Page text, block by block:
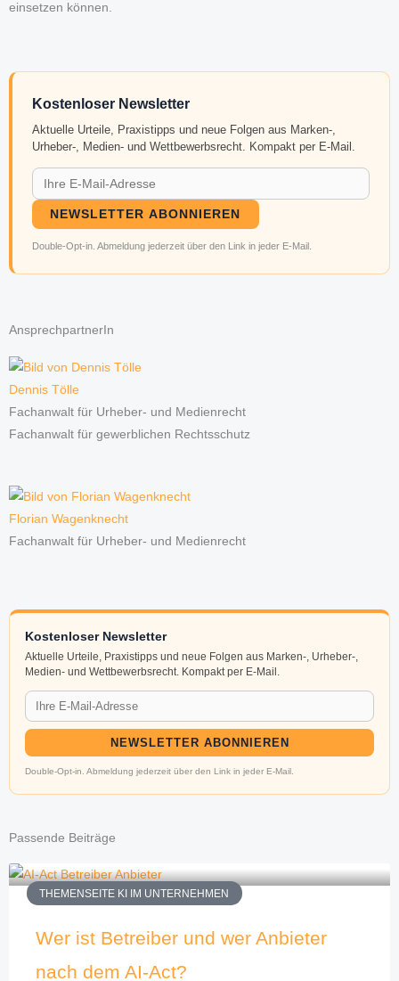
einsetzen können.
Kostenloser Newsletter
Aktuelle Urteile, Praxistipps und neue Folgen aus Marken-,
Urheber-, Medien- und Wettbewerbsrecht. Kompakt per E-Mail.
NEWSLETTER ABONNIEREN
Double-Opt-in. Abmeldung jederzeit über den Link in jeder E-Mail.
AnsprechpartnerIn
Dennis Tölle
Fachanwalt für Urheber- und Medienrecht
Fachanwalt für gewerblichen Rechtsschutz
Florian Wagenknecht
Fachanwalt für Urheber- und Medienrecht
Kostenloser Newsletter
Aktuelle Urteile, Praxistipps und neue Folgen aus Marken-, Urheber-,
Medien- und Wettbewerbsrecht. Kompakt per E-Mail.
NEWSLETTER ABONNIEREN
Double-Opt-in. Abmeldung jederzeit über den Link in jeder E-Mail.
Passende Beiträge
THEMENSEITE KI IM UNTERNEHMEN
Wer ist Betreiber und wer Anbieter
nach dem AI-Act?